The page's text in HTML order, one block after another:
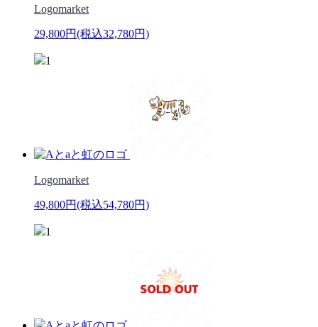
Logomarket
29,800円(税込32,780円)
1
Logomarket
49,800円(税込54,780円)
1